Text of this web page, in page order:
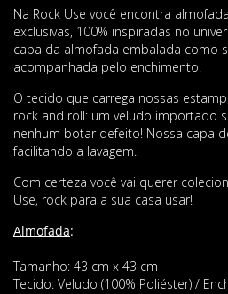
Na Rock Use você encontra
exclusivas, 100% inspiradas no
capa da almofada embalada como
acompanhada pelo enchimento.
O tecido que carrega nossas
rock and roll: um veludo importado
nenhum botar defeito! Nossa capa
facilitando a lavagem.
Com certeza você vai querer
Use, rock para a sua casa usar!
Almofada:
Tamanho: 43 cm x 43 cm
Tecido: Veludo (100% Poliéster) /